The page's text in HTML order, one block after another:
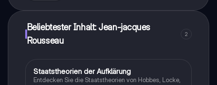
Beliebtester Inhalt: Jean-jacques
Rousseau
2
Geschichte
Staatstheorien der Aufklärung
Entdecken Sie die Staatstheorien von Hobbes, Locke,